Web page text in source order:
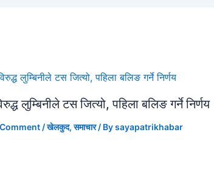
लुम्बिनीले टस जित्यो, पहिला बलिङ गर्ने निर्णय
/खेलकुद,समाचार/ Bysayapatrikhabar